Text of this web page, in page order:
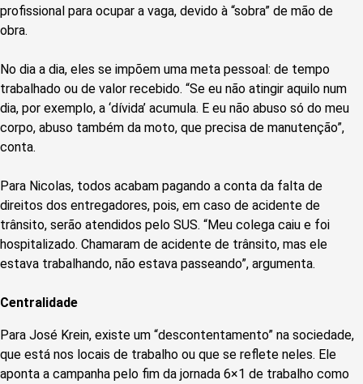
profissional para ocupar a vaga, devido à “sobra” de mão de
obra.
No dia a dia, eles se impõem uma meta pessoal: de tempo
trabalhado ou de valor recebido. “Se eu não atingir aquilo num
dia, por exemplo, a ‘dívida’ acumula. E eu não abuso só do meu
corpo, abuso também da moto, que precisa de manutenção”,
conta.
Para Nicolas, todos acabam pagando a conta da falta de
direitos dos entregadores, pois, em caso de acidente de
trânsito, serão atendidos pelo SUS. “Meu colega caiu e foi
hospitalizado. Chamaram de acidente de trânsito, mas ele
estava trabalhando, não estava passeando”, argumenta.
Centralidade
Para José Krein, existe um “descontentamento” na sociedade,
que está nos locais de trabalho ou que se reflete neles. Ele
aponta a campanha pelo fim da jornada 6×1 de trabalho como